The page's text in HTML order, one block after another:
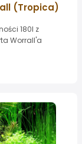
(Tropica)
180l z
Worrall'a